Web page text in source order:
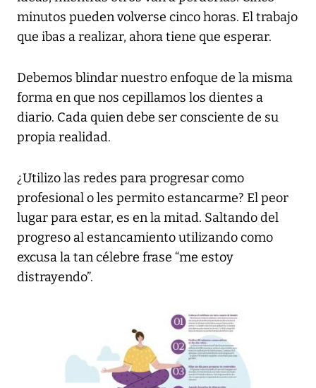
minutos pueden volverse cinco horas. El trabajo
que ibas a realizar, ahora tiene que esperar.
Debemos blindar nuestro enfoque de la misma
forma en que nos cepillamos los dientes a
diario. Cada quien debe ser consciente de su
propia realidad.
¿Utilizo las redes para progresar como
profesional o les permito estancarme? El peor
lugar para estar, es en la mitad. Saltando del
progreso al estancamiento utilizando como
excusa la tan célebre frase “me estoy
distrayendo”.